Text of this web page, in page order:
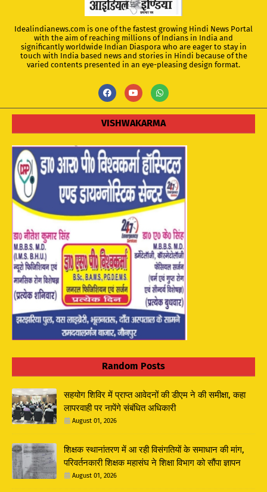
Idealindianews.com is one of the fastest growing Hindi News Portal
with the aim of reaching millions of Indians in India and
significantly worldwide Indian Diaspora who are eager to stay in
touch with India based news and stories in Hindi because of the
varied contents presented in an eye-pleasing design format.
VISHWAKARMA
Random Posts
सहयोग शिविर में प्राप्त आवेदनों की डीएम ने की समीक्षा, कहा
लापरवाही पर नापेंगे संबंधित अधिकारी
August 01, 2026
शिक्षक स्थानांतरण में आ रही विसंगतियों के समाधान की मांग,
परिवर्तनकारी शिक्षक महासंघ ने शिक्षा विभाग को सौंपा ज्ञापन
August 01, 2026